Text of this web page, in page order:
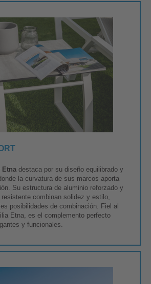
Etna destaca por su diseño equilibrado y
la curvatura de sus marcos aporta
Su estructura de aluminio reforzado y
combinan solidez y estilo,
posibilidades de combinación. Fiel al
Etna, es el complemento perfecto
y funcionales.